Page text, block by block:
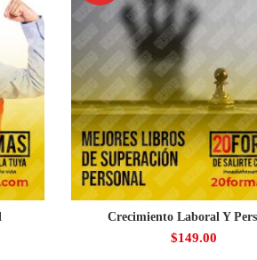
Crecimiento Laboral Y
$149.00